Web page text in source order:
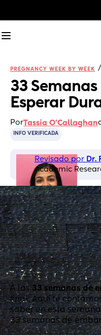
PREGNANCY WEEK BY WEEK /
33
Esperar
PorTassia O'Callaghan
INFO VERIFICADA
Revisado por Dr.
Academic
A las33 semanas de
final. Aquí te
saber en esta
33 semanas de